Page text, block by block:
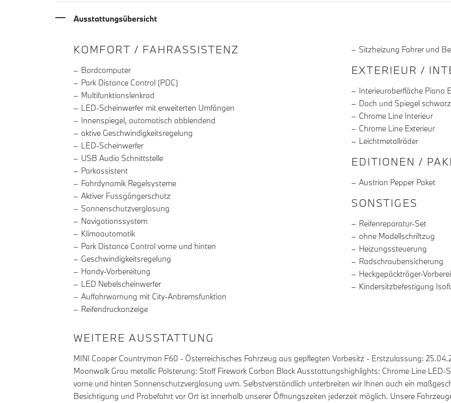
Ausstattungsübersicht
INFORMATIONEN ÜBER DIE AUSSTATTUNG
KOMFORT / FAHRASSISTENZ
Bordcomputer
Park Distance Control (PDC)
Multifunktionslenkrad
LED-Scheinwerfer mit erweiterten Umfängen
Innenspiegel, automatisch abblendend
aktive Geschwindigkeitsregelung
LED-Scheinwerfer
USB Audio Schnittstelle
Parkassistent
Fahrdynamik Regelsysteme
Aktiver Fussgängerschutz
Sonnenschutzverglasung
Navigationssystem
Klimaautomatik
Park Distance Control vorne und hinten
Geschwindigkeitsregelung
Handy-Vorbereitung
LED Nebelscheinwerfer
Auffahrwarnung mit City-Anbremsfunktion
Reifendruckanzeige
Sitzheizung Fahrer und
EXTERIEUR /
Interieuroberfläche Piano
Dach und Spiegel schwarz
Chrome Line Interieur
Chrome Line Exterieur
Leichtmetallräder
EDITIONEN /
Austrian Pepper Paket
SONSTIGES
Reifenreparatur-Set
ohne Modellschriftzug
Heizungssteuerung
Radschraubensicherung
Heckgepäckträger-
Kindersitzbefestigung
WEITERE AUSSTATTUNG
MINI Cooper Countryman F60 - Österreichisches Fahrzeug aus gepflegten Vorbesitz - Erstzulassung:
Moonwalk Grau metallic Polsterung: Stoff Firework Carbon Black Ausstattungshighlights: Chrome Line
vorne und hinten Sonnenschutzverglasung uvm. Selbstverständlich unterbreiten wir Ihnen auch ein
Besichtigung und Probefahrt vor Ort ist innerhalb unserer Öffnungszeiten jederzeit möglich. Unsere